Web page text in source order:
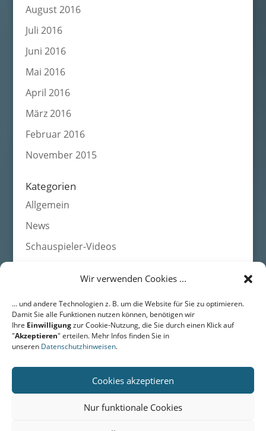
Wir verwenden Cookies ...
... und andere Technologien z. B. um die Website für Sie zu optimieren.
Damit Sie alle Funktionen nutzen können, benötigen wir
Ihre Einwilligungzur Cookie-Nutzung, die Sie durch einen Klick auf
"Akzeptieren" erteilen. Mehr Infos finden Sie in
unseren Datenschutzhinweisen.
Cookies akzeptieren
Nur funktionale Cookies
August 2016
Juli 2016
Juni 2016
Mai 2016
April 2016
März 2016
Februar 2016
November 2015
Kategorien
Allgemein
News
Schauspieler-Videos
Werbung
DRESDEN • Langestr. 43 • 01159 Dresden • Fon: +49 (0) 351 /
311 49 01
BERLIN • Friedrichstr. 171 • 10117 Berlin • Fon: +49 (0) 351 / 311
Datenschutz
Impressum